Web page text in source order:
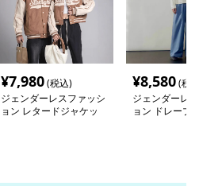
¥7,980(税込)
ジェンダーレスファッシ
ョン レタードジャケッ
¥8,580(税
ジェンダーレ
ョン ドレープ